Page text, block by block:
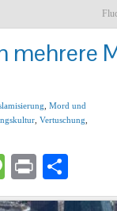
mehrere
Mord und
Vertuschung
Message
Print